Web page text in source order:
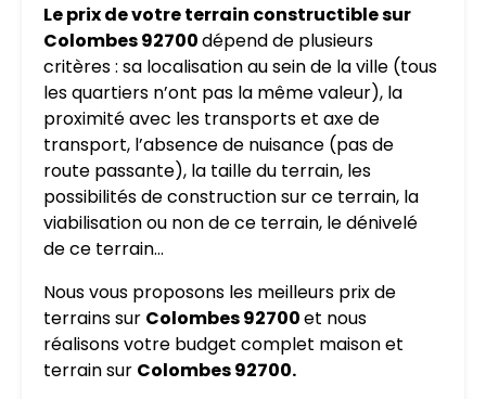
Le prix de votre terrain constructible sur
Colombes 92700dépend de plusieurs
critères : sa localisation au sein de la ville (tous
les quartiers n’ont pas la même valeur), la
proximité avec les transports et axe de
transport, l’absence de nuisance (pas de
route passante), la taille du terrain, les
possibilités de construction sur ce terrain, la
viabilisation ou non de ce terrain, le dénivelé
de ce terrain…
Nous vous proposons les meilleurs prix de
terrains sur Colombes 92700et nous
réalisons votre budget complet maison et
terrain sur Colombes 92700.